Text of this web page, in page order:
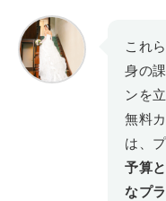
これ
身の
ンを
無料
は、
予算
なプ